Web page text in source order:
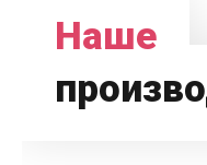
Наше